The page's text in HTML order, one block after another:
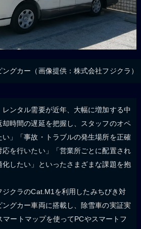
グカー（画像提供：株式会社フジクラ）
ンタル需要が近年、大幅に増加する中
時間の遅延を把握し、スタッフのオペ
い」「事故・トラブルの発生場所を正確
を行いたい」「営業所ごとに配置され
したい」といったさまざまな課題を抱
クラのCat.M1を利用したみちびき対
グカー車両に搭載し、除雪車の実証実
ートマップを使ってPCやスマートフ